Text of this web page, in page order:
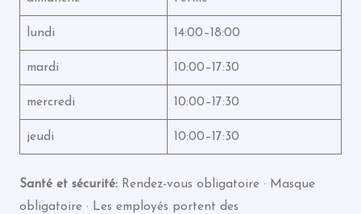
lundi 14:00–18:00
mardi 10:00–17:30
mercredi 10:00–17:30
jeudi 10:00–17:30
Santé et sécurité: Rendez-vous obligatoire · Masque
obligatoire · Les employés portent des